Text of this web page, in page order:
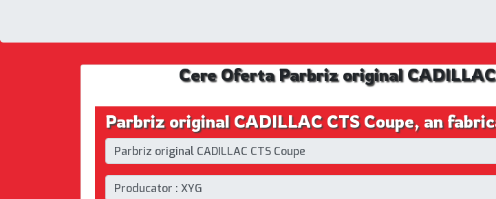
Cere Oferta Parbriz original
Parbriz original CADILLAC CTS Coupe, an